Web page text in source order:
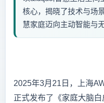
核心，揭晓了技术与场
慧家庭迈向主动智能与
2025年3月21日，上海
正式发布了《家庭大脑